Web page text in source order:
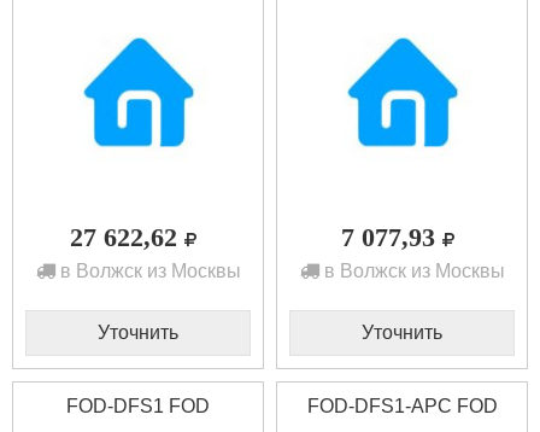
27 622,62
в Волжск из Москвы
Уточнить
7 077,93
в Волжск из Москвы
Уточнить
FOD-DFS1 FOD FOD-DFS1-APC FOD